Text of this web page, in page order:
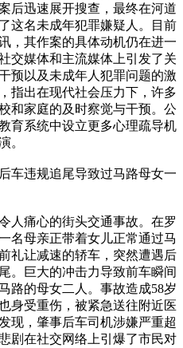
后迅速展开搜查，最终在河道
这名未成年犯罪嫌疑人。目前
，其作案的具体动机仍在进一
交媒体和主流媒体上引发了关
预以及未成年人犯罪问题的激
指出在现代社会压力下，许多
和家庭的及时察觉与干预。公
育系统中设立更多心理疏导机
。
车违规追尾导致过马路母女一
人痛心的街头交通事故。在罗
名母亲正带着女儿正常通过马
礼让减速的轿车，突然遭遇后
。巨大的冲击力导致前车瞬间
路的母女二人。事故造成58岁
身受重伤，被紧急送往附近医
现，肇事后车司机涉嫌严重超
剧在社交网络上引爆了市民对